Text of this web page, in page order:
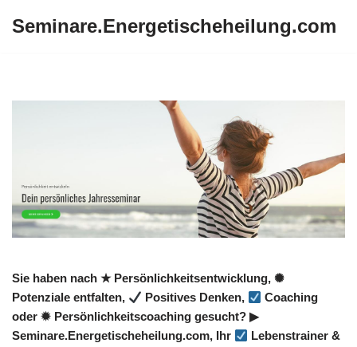
Seminare.Energetischeheilung.com
Sie haben nach ★ Persönlichkeitsentwicklung, ✺
Potenziale entfalten,
Positives Denken,
Coaching
oder ✹ Persönlichkeitscoaching gesucht? ▶︎
Seminare.Energetischeheilung.com, Ihr
Lebenstrainer &